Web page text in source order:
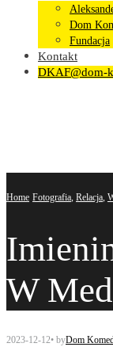
Dom
Fundacja
Kontakt
DKAF@dom-
Home Fotografia, Relacja,
W
2023-12-12• byDom